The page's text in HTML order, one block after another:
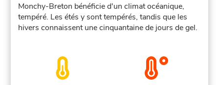
Monchy-Breton bénéficie d'un climat océanique,
tempéré. Les étés y sont tempérés, tandis que les
hivers connaissent une cinquantaine de jours de gel.